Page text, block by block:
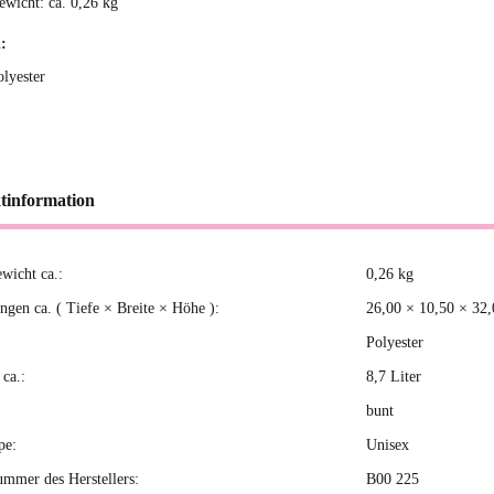
ca.: 0,26 kg
ca. ( Tiefe × Breite × Höhe ): 26,00 × 10,50 ×
Polyester
8,7 Liter
bunt
Unisex
des Herstellers: B00 225